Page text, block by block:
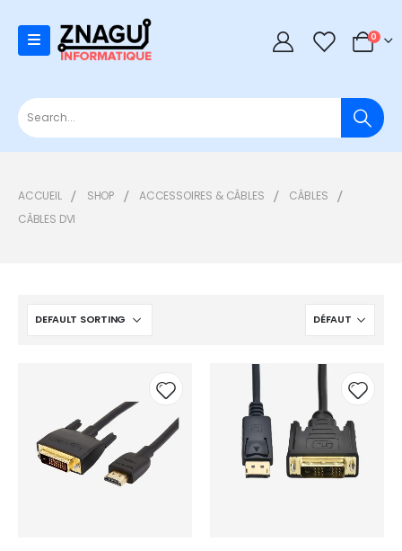
0 0
ACCUEIL SHOP ACCESSOIRES & CÂBLES
CÂBLES
CÂBLES DVI
Add to
wishlist
Add